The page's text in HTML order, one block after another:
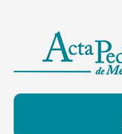
contenido